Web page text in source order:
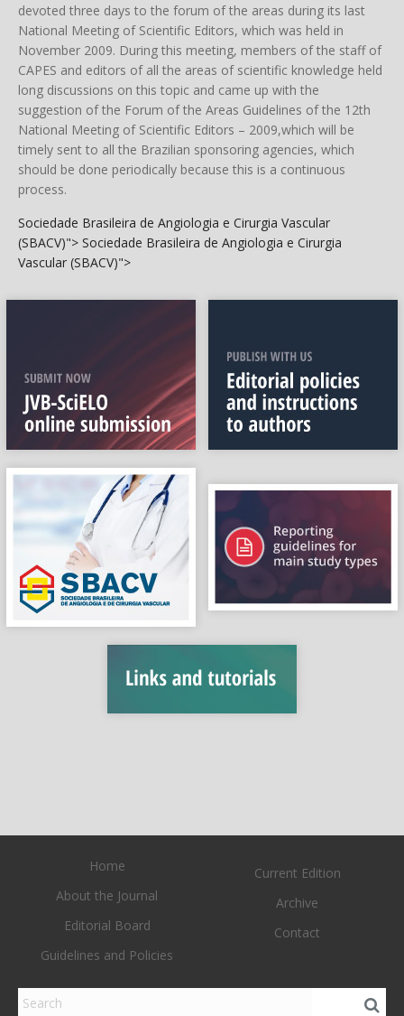
devoted three days to the forum of the areas during its last
National Meeting of Scientific Editors, which was held in
November 2009. During this meeting, members of the staff of
CAPES and editors of all the areas of scientific knowledge held
long discussions on this topic and came up with the
suggestion of the Forum of the Areas Guidelines of the 12th
National Meeting of Scientific Editors – 2009,which will be
timely sent to all the Brazilian sponsoring agencies, which
should be done periodically because this is a continuous
process.
Sociedade Brasileira de Angiologia e Cirurgia Vascular
(SBACV)"> Sociedade Brasileira de Angiologia e Cirurgia
Vascular (SBACV)">
Home
About the Journal
Editorial Board
Guidelines and Policies
Current Edition
Archive
Contact